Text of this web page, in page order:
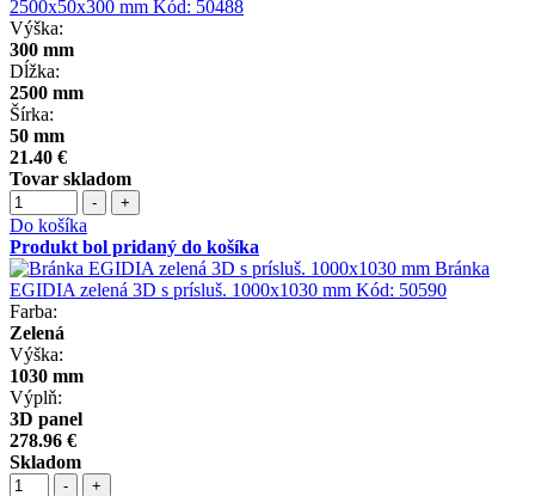
2500x50x300 mm Kód: 50488
Výška:
300 mm
Dĺžka:
2500 mm
Šírka:
50 mm
21.40 €
Tovar skladom
- +
Do košíka
Produkt bol pridaný do košíka
Bránka
EGIDIA zelená 3D s prísluš. 1000x1030 mm Kód: 50590
Farba:
Zelená
Výška:
1030 mm
Výplň:
3D panel
278.96 €
Skladom
- +